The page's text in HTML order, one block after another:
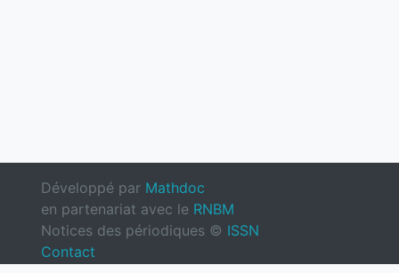
Développé par Mathdoc
en partenariat avec le RNBM
Notices des périodiques © ISSN
Contact